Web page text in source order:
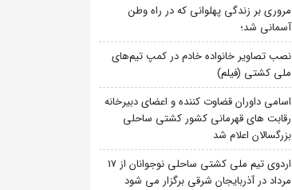
مروری بر زندگی پهلوانی که در راه وطن
آسمانی شد؛
نصب تصاویر خانواده خادم در کمپ تیم‌های
ملی کشتی (فیلم)
اسامی داوران قضاوت کننده و اعضای دبیرخانه
رقابت های قهرمانی کشور کشتی ساحلی
بزرگسالان اعلام شد
اردوی تیم ملی کشتی ساحلی نوجوانان از 17
مرداد در آذربایجان شرقی برگزار می شود